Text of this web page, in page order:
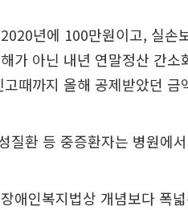
년에 100만원이고, 실
가 아닌 내년 연말정산 간
때까지 올해 공제받았던
질환 등 중증환자는 병원에
애인복지법상 개념보다 폭